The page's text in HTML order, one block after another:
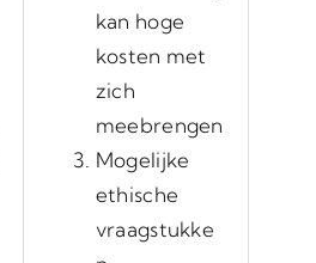
kan hoge
kosten met
zich
meebrengen
Mogelijke
ethische
vraagstukke